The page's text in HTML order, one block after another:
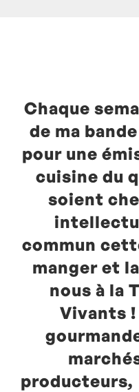
Chaque
de ma
pour une
cuisine du
soient
commun
manger et
nous à la
Vivants !